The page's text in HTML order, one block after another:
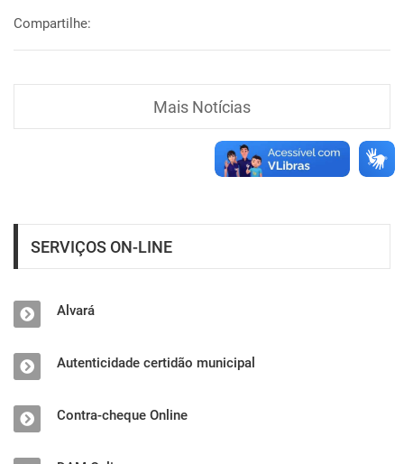
Compartilhe:
Mais Notícias
SERVIÇOS ON-LINE
Alvará
Autenticidade certidão municipal
Contra-cheque Online